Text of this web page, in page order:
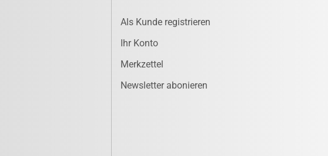
Als Kunde registrieren
Ihr Konto
Merkzettel
Newsletter abonieren